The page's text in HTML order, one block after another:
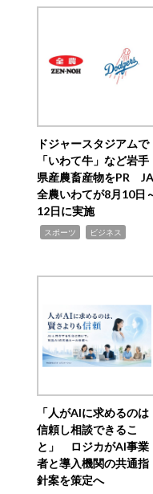
ドジャースタジアムで
「いわて牛」など岩手
県産農畜産物をPR JA
全農いわてが8月10日
12日に実施
スポーツ ビジネス
「人がAIに求めるのは
信頼し相談できるこ
と」 ロジカがAI事業
者と導入機関の共通指
針案を策定へ